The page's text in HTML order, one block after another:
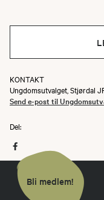
KONTAKT
Ungdomsutvalget, Stjørdal
Send e-post til
Del:
Bli medlem!